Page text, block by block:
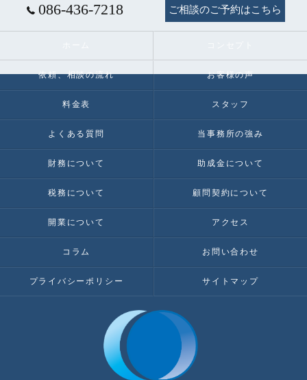
086-436-7218 ご相談のご予約はこちら
依頼、相談の流れ お客様の声
料金表 スタッフ
よくある質問 当事務所の強み
財務について 助成金について
税務について 顧問契約について
開業について アクセス
コラム お問い合わせ
プライバシーポリシー サイトマップ